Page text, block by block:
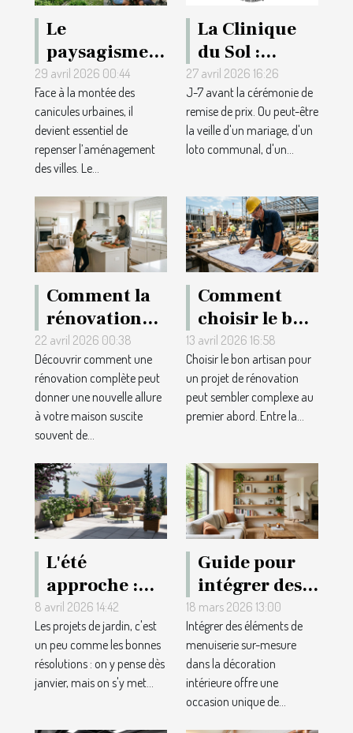
Le
paysagisme
comme
solution aux
canicules
urbaines :
repères et
29 avril 2026 00:44
Face à la montée des
canicules urbaines, il
devient essentiel de
repenser l’aménagement
des villes. Le...
La Clinique
du Sol :
l'entreprise
de rénovation
de parquet
qui embellit
pour les
grands
événements
27 avril 2026 16:26
J-7 avant la cérémonie de
remise de prix. Ou peut-être
la veille d'un mariage, d'un
loto communal, d'un...
Comment la
rénovation
complète
valorise-t-elle
votre maison
?
22 avril 2026 00:38
Découvrir comment une
rénovation complète peut
donner une nouvelle allure
à votre maison suscite
souvent de...
Comment
choisir le bon
artisan pour
votre projet
de rénovation
?
13 avril 2026 16:58
Choisir le bon artisan pour
un projet de rénovation
peut sembler complexe au
premier abord. Entre la...
L'été
approche :
quel expert
pour
réaménager
votre jardin
8 avril 2026 14:42
Les projets de jardin, c'est
un peu comme les bonnes
résolutions : on y pense dès
janvier, mais on s'y met...
Guide pour
intégrer des
éléments de
menuiserie
sur-mesure
dans la
décoration
18 mars 2026 13:00
Intégrer des éléments de
menuiserie sur-mesure
dans la décoration
intérieure offre une
occasion unique de...